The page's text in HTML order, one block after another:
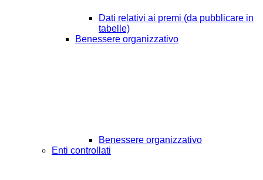
Dati relativi ai premi (da pubblicare in
tabelle)
Benessere organizzativo
Benessere organizzativo
Enti controllati